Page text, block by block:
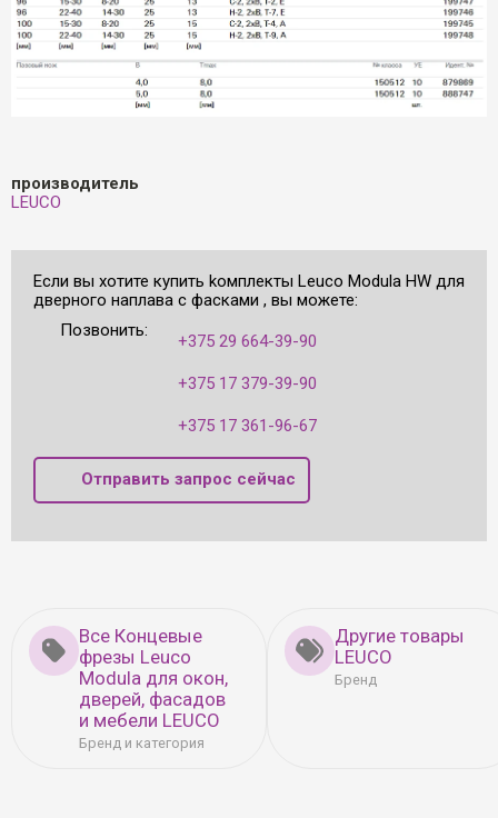
производитель
LEUCO
Если вы хотите купить kомплекты Leuco Modula HW для
дверного наплава с фасками , вы можете:
Позвонить:
+375 29 664-39-90
+375 17 379-39-90
+375 17 361-96-67
Отправить запрос сейчас
Все Концевые
фрезы Leuco
Modula для окон,
дверей, фасадов
и мебели LEUCO
Бренд и категория
Другие товары
LEUCO
Бренд